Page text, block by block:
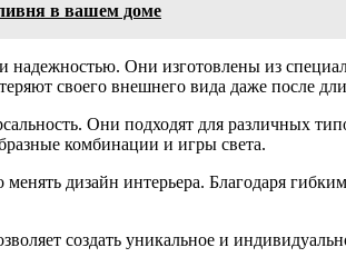
в вашем доме
Они изготовлены из
своего внешнего вида даже после
Они подходят для различных
комбинации и игры света.
дизайн интерьера. Благодаря
создать уникальное и